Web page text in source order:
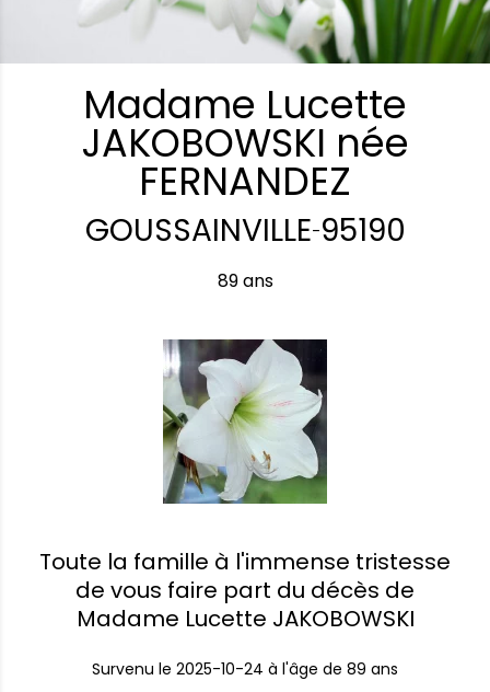
Madame Lucette
JAKOBOWSKI née
FERNANDEZ
GOUSSAINVILLE-95190
89 ans
Toute la famille à l'immense tristesse
de vous faire part du décès de
Madame Lucette JAKOBOWSKI
Survenu le 2025-10-24 à l'âge de 89 ans